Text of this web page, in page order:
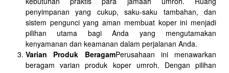
penyimpanan yang cukup, saku-saku tambahan, dan
sistem pengunci yang aman membuat koper ini menjadi
pilihan utama bagi Anda yang mengutamakan
kenyamanan dan keamanan dalam perjalanan Anda.
Varian Produk BeragamPerusahaan ini menawarkan
beragam varian produk koper umroh. Dengan pilihan